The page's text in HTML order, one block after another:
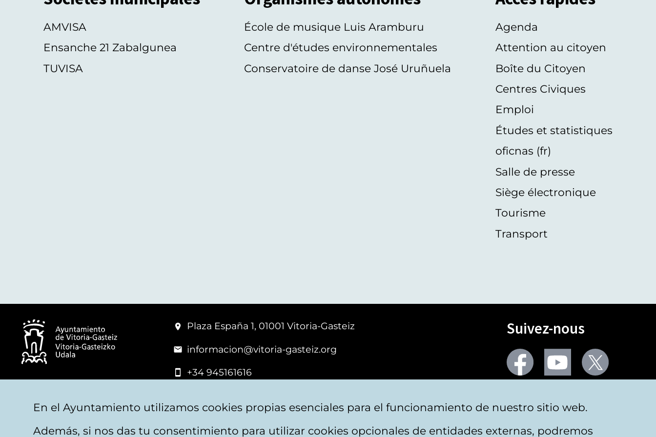
AMVISA
Ensanche 21 Zabalgunea
TUVISA
École de musique Luis Aramburu
Centre d'études environnementales
Conservatoire de danse José Uruñuela
Agenda
Attention au citoyen
Boîte du Citoyen
Centres Civiques
Emploi
Études et statistiques
oficnas (fr)
Salle de presse
Siège électronique
Tourisme
Transport
Plaza España 1, 01001 Vitoria-Gasteiz
informacion@vitoria-gasteiz.org
+34 945161616
Suivez-nous
Facebook Youtube
En el Ayuntamiento utilizamos cookies propias esenciales para el funcionamiento de nuestro sitio web.
Además, si nos das tu consentimiento para utilizar cookies opcionales de entidades externas, podremos